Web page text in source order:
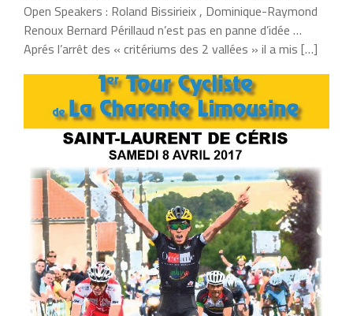
Open Speakers : Roland Bissirieix , Dominique-Raymond
Renoux Bernard Périllaud n’est pas en panne d’idée …
Aprés l’arrêt des « critériums des 2 vallées » il a mis […]